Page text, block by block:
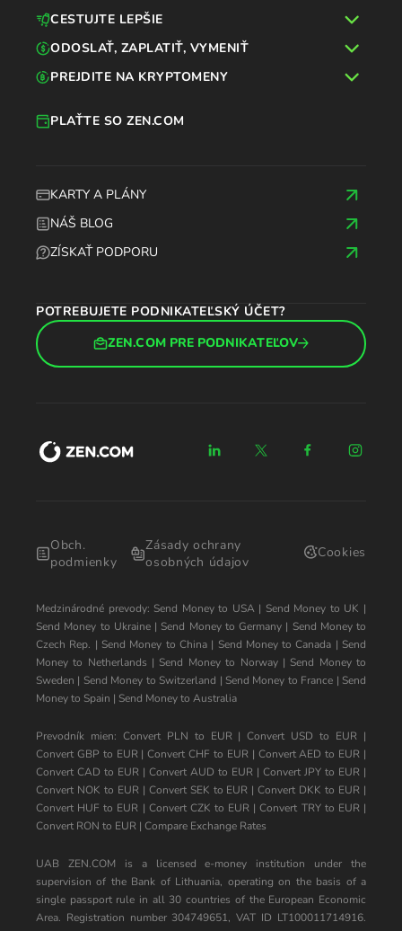
KARTY A PLÁNY
NÁŠ BLOG
ZÍSKAŤ PODPORU
PLAŤTE SO ZEN.COM
POTREBUJETE PODNIKATEĽSKÝ ÚČET?
ZEN.COM PRE PODNIKATEĽOV
CESTUJTE LEPŠIE
ODOSLAŤ, ZAPLATIŤ, VYMENIŤ
PREJDITE NA KRYPTOMENY
Obch.
podmienky
Zásady ochrany
osobných údajov
Cookies
Medzinárodné prevody: Send Money to USA| Send Money to UK |
Send Money to Ukraine| Send Money to Germany | Send Money to
Czech Rep. | Send Money to China| Send Money to Canada | Send
Money to Netherlands | Send Money to Norway| Send Money to
Sweden | Send Money to Switzerland | Send Money to France | Send
Money to Spain | Send Money to Australia
Prevodník mien: Convert PLN to EUR|Convert USD to EUR |
Convert GBP to EUR|Convert CHF to EUR| Convert AED to EUR |
Convert CAD to EUR | Convert AUD to EUR | Convert JPY to EUR |
Convert NOK to EUR| Convert SEK to EUR |Convert DKK to EUR |
Convert HUF to EUR | Convert CZK to EUR |Convert TRY to EUR|
Convert RON to EUR | Compare Exchange Rates
UAB ZEN.COM is a licensed e-money institution under the
supervision of the Bank of Lithuania, operating on the basis of a
single passport rule in all 30 countries of the European Economic
Area. Registration number 304749651, VAT ID LT100011714916.